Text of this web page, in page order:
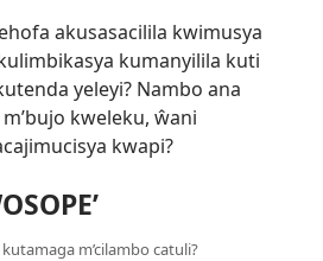
akusasacilila kwimusya
kumanyilila kuti
yeleyi? Nambo ana
kweleku, ŵani
kwapi?
m’cilambo catuli?